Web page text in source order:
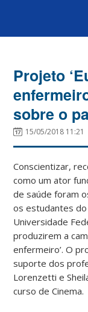
Projeto
sobre o
15/05/2018 11:21
Conscientizar,
como um ator
de saúde foram
os estudantes
Universidade
produzirem a
enfermeiro’. O
suporte dos
Lorenzetti e
curso de Cinema.